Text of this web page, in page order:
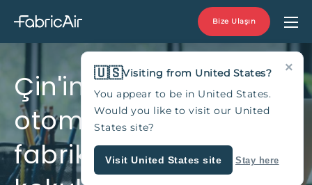
Bize Ulaşın
Çin'in en büyük
otomotiv üreticisinin
fabrikasındaki kötü
×
🇺🇸Visiting from United States?
You appear to be in United States.
Would you like to visit our United
States site?
Visit United States site Stay here